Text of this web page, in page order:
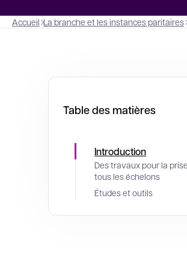
Accueil La branche et les instances paritaires
Table des matières
Introduction
Des travaux pour la prise de décision, à
tous les échelons
Études et outils